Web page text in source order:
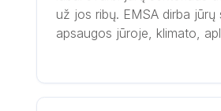
už jos ribų. EMSA dirba jūrų
apsaugos jūroje, klimato,